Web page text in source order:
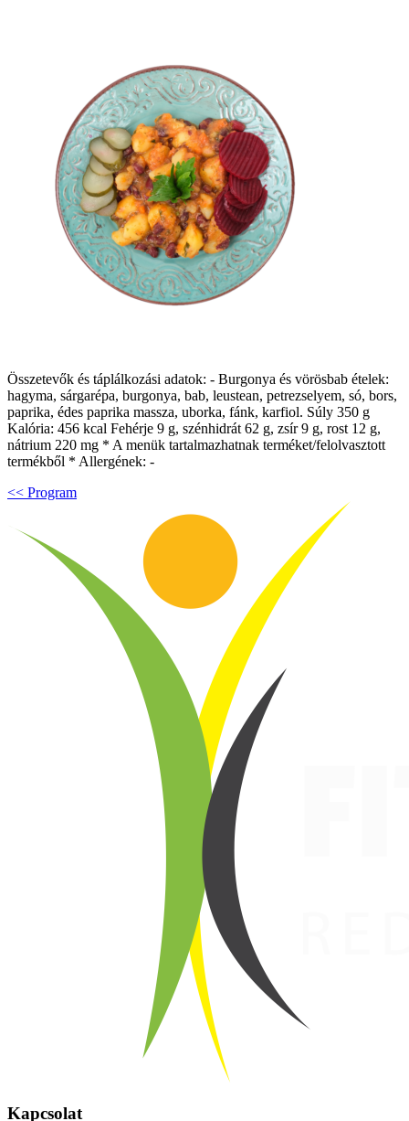
Összetevők és táplálkozási adatok: - Burgonya és vörösbab ételek:
hagyma, sárgarépa, burgonya, bab, leustean, petrezselyem, só, bors,
paprika, édes paprika massza, uborka, fánk, karfiol. Súly 350 g
Kalória: 456 kcal Fehérje 9 g, szénhidrát 62 g, zsír 9 g, rost 12 g,
nátrium 220 mg * A menük tartalmazhatnak terméket/felolvasztott
termékből * Allergének: -
<< Program
Kapcsolat